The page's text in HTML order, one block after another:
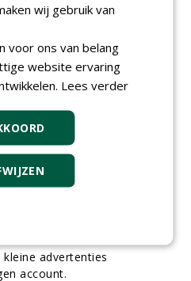
bij
Schalkwijk
Banen
advertenties
account.
wij gebruik van
voor ons van belang
website ervaring
Lees verder